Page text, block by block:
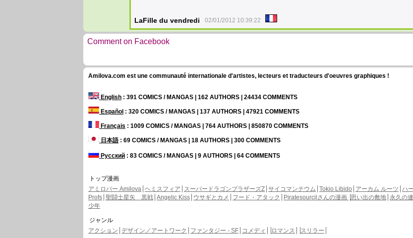
LaFille du vendredi 02/01/2012 10:39:22
Comment on Facebook
Amilova.com est une communauté internationale d'artistes, lecteurs et traducteurs d'oeuvres graphiques !
English : 391 COMICS / MANGAS | 162 AUTHORS | 24434 COMMENTS
Español : 320 COMICS / MANGAS | 137 AUTHORS | 47921 COMMENTS
Français : 1009 COMICS / MANGAS | 764 AUTHORS | 850870 COMMENTS
日本語: 69 COMICS / MANGAS | 18 AUTHORS | 300 COMMENTS
Русский : 83 COMICS / MANGAS | 9 AUTHORS | 64 COMMENTS
トップ漫画
アミロバー Amilova ヘミスフィア スーパードラゴンブラザーズZ サイコマンテウム Tokio Libido アーカム ルーツ ハ
Profs 聖闘士星矢 黒戦 Angelic Kiss ウサギとカメ フード・アタック Piratesourcilさんの漫画 思い出の敷地 永久の
少年
ジャンル
アクション デザイン／アートワーク ファンタジー - SF コメディ ロマンス スリラー